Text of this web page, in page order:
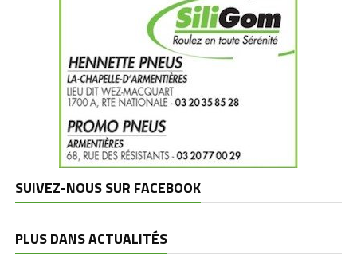
SUIVEZ-NOUS SUR FACEBOOK
PLUS DANS ACTUALITÉS